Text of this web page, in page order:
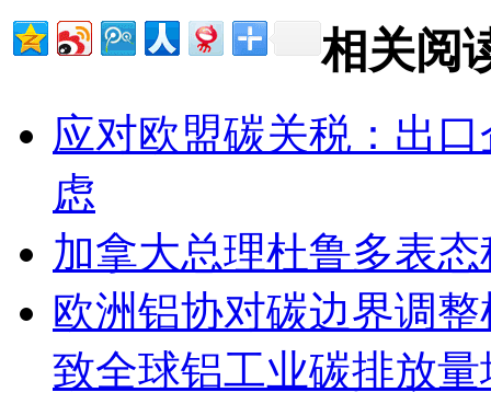
相关阅
应对欧盟碳关税：出
虑
加拿大总理杜鲁多表
欧洲铝协对碳边界调
致全球铝工业碳排放